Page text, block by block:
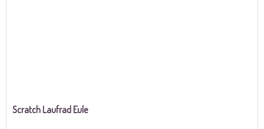
Scratch Laufrad Eule